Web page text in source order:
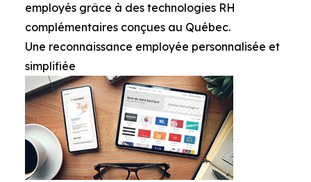
employés grâce à des technologies RH
complémentaires conçues au Québec.
Une reconnaissance employée personnalisée et
simplifiée